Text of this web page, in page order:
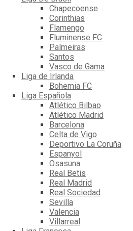
Chapecoense
Corinthias
Flamengo
Fluminense FC
Palmeiras
Santos
Vasco de Gama
Liga de Irlanda
Bohemia FC
Liga Española
Atlético Bilbao
Atlético Madrid
Barcelona
Celta de Vigo
Deportivo La Coruña
Espanyol
Osasuna
Real Betis
Real Madrid
Real Sociedad
Sevilla
Valencia
Villarreal